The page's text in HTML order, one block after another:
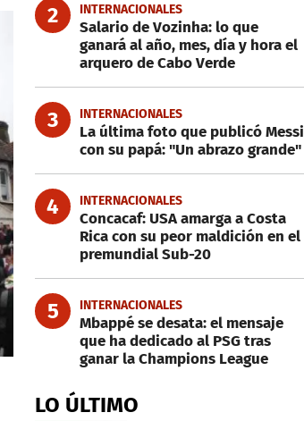
2 INTERNACIONALES
Salario de Vozinha: lo que
ganará al año, mes, día y hora el
arquero de Cabo Verde
3 INTERNACIONALES
La última foto que publicó Messi
con su papá: "Un abrazo grande"
4 INTERNACIONALES
Concacaf: USA amarga a Costa
Rica con su peor maldición en el
premundial Sub-20
5 INTERNACIONALES
Mbappé se desata: el mensaje
que ha dedicado al PSG tras
ganar la Champions League
LO ÚLTIMO